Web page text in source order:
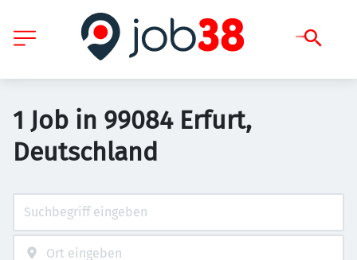
1 Job in 99084 Erfurt,
Deutschland